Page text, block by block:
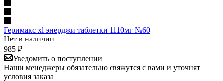
Геримакс xl энерджи таблетки 1110мг №60
Нет в наличии
985 ₽
Уведомить о поступлении
Наши менеджеры обязательно свяжутся с вами и уточнят
условия заказа